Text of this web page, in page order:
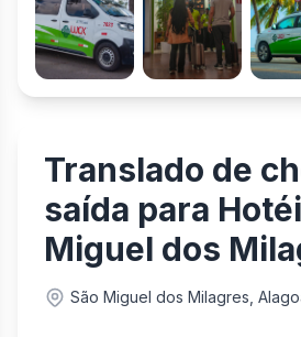
Translado de
saída para
Miguel dos
São Miguel dos Milagres,